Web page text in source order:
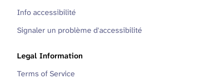
Info accessibilité
Signaler un problème d'accessibilité
Legal Information
Terms of Service